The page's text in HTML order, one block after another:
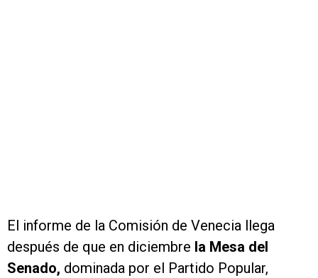
El informe de la Comisión de Venecia llega
después de que en diciembre la Mesa del
Senado, dominada por el Partido Popular,